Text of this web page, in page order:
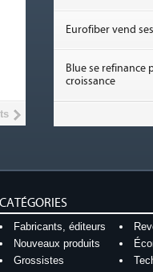
Eurofiber vend
Blue se refinance
croissance
CATÉGORIES
Fabricants, éditeurs
Nouveaux produits
Grossistes